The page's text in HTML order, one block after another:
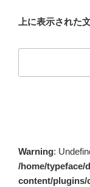
上に表示された
Warning:
/home/typeface/
content/plugins/